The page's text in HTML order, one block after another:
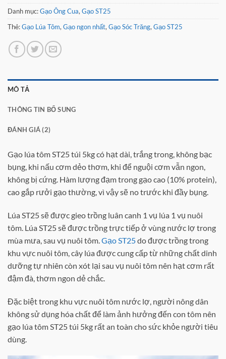
Danh mục:Gạo Ông Cua, Gạo ST25
Thẻ:Gạo Lúa Tôm, Gạo ngon nhất, Gạo Sóc Trăng, Gạo ST25
MÔ TẢ
THÔNG TIN BỔ SUNG
ĐÁNH GIÁ (2)
Gạo lúa tôm ST25 túi 5kg có hạt dài, trắng trong, không bạc
bụng, khi nấu cơm dẻo thơm, khi để nguội cơm vẫn ngon,
không bị cứng. Hàm lượng đạm trong gạo cao (10% protein),
cao gắp rưởi gạo thường, vì vậy sẽ no trước khi đầy bụng.
Lúa ST25 sẽ được gieo trồng luân canh 1 vụ lúa 1 vụ nuôi
tôm. Lúa ST25 sẽ được trồng trực tiếp ở vùng nước lợ trong
mùa mưa, sau vụ nuôi tôm. Gạo ST25do được trồng trong
khu vực nuôi tôm, cây lúa được cung cấp từ những chất dinh
dưỡng tự nhiên còn xót lại sau vụ nuôi tôm nên hạt cơm rất
đậm đà, thơm ngon dẻ chắc.
Đặc biệt trong khu vực nuôi tôm nước lợ, người nông dân
không sử dụng hóa chất để làm ảnh hưởng đến con tôm nên
gạo lúa tôm ST25 túi 5kg rất an toàn cho sức khỏe người tiêu
dùng.